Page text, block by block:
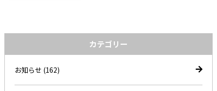
カテゴリー
お知らせ (162)